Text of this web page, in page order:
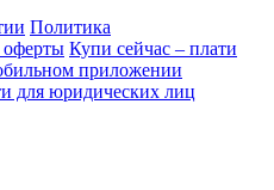
Политика
оферты Купи сейчас – плати
приложении
для юридических лиц